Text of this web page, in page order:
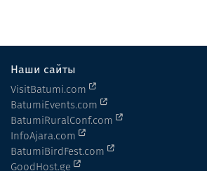
Наши сайты
VisitBatumi.com
BatumiEvents.com
BatumiRuralConf.com
InfoAjara.com
BatumiBirdFest.com
GoodHost.ge